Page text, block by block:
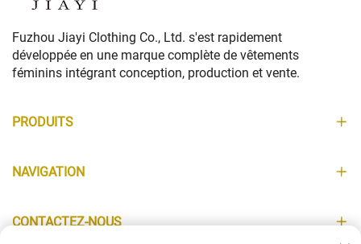
Fuzhou Jiayi Clothing Co., Ltd. s'est rapidement
développée en une marque complète de vêtements
féminins intégrant conception, production et vente.
PRODUITS
NAVIGATION
CONTACTEZ-NOUS